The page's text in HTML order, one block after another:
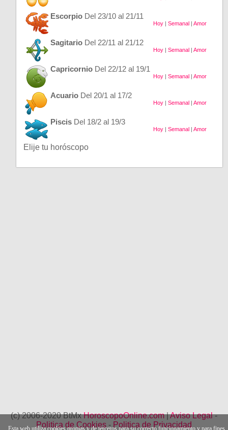
Esta web utiliza cookies propias y de terceros para su correcto funcionamiento y para fines
Escorpio Del 23/10 al 21/11
Hoy| Semanal Amor
Sagitario Del 22/11 al 21/12
Hoy| Semanal Amor
Capricornio Del 22/12 al 19/1
Hoy| Semanal Amor
Acuario Del 20/1 al 17/2
Hoy| Semanal Amor
Piscis Del 18/2 al 19/3
Hoy| Semanal Amor
Elije tu horóscopo
(c) 2006-2020 BtMxHoroscopoOnline.com|Aviso Legal-
Politica de Cookies - Politica de Privacidad